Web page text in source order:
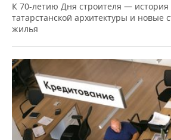
К 70-летию Дня строителя — история
татарстанской архитектуры и новые
жилья